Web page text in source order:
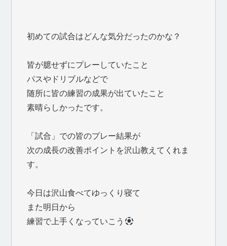
初めての試合はどんな気分だったのかな？
皆が臆せずにプレーしていたこと
パスやドリブルなどで
随所に皆の練習の成果が出ていたこと
素晴らしかったです。
「試合」での皆のプレー結果が
次の成長の改善ポイントを沢山教えてくれま
す。
今日は沢山食べてゆっくり寝て
また明日から
練習で上手くなっていこう